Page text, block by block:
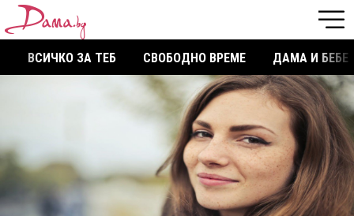
ВСИЧКО ЗА ТЕБ СВОБОДНО ВРЕМЕ ДАМА И БЕБЕ